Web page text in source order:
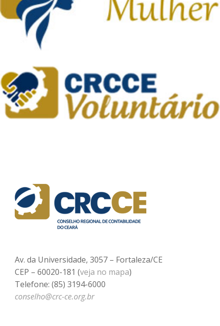
Av. da Universidade, 3057 – Fortaleza/CE
CEP – 60020-181 (veja no mapa)
Telefone: (85) 3194-6000
conselho@crc-ce.org.br